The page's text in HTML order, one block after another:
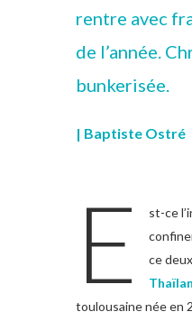
rentre avec
de l’année.
bunkerisée.
| Baptiste Ostré
E
st-ce
ce
toulousaine née en